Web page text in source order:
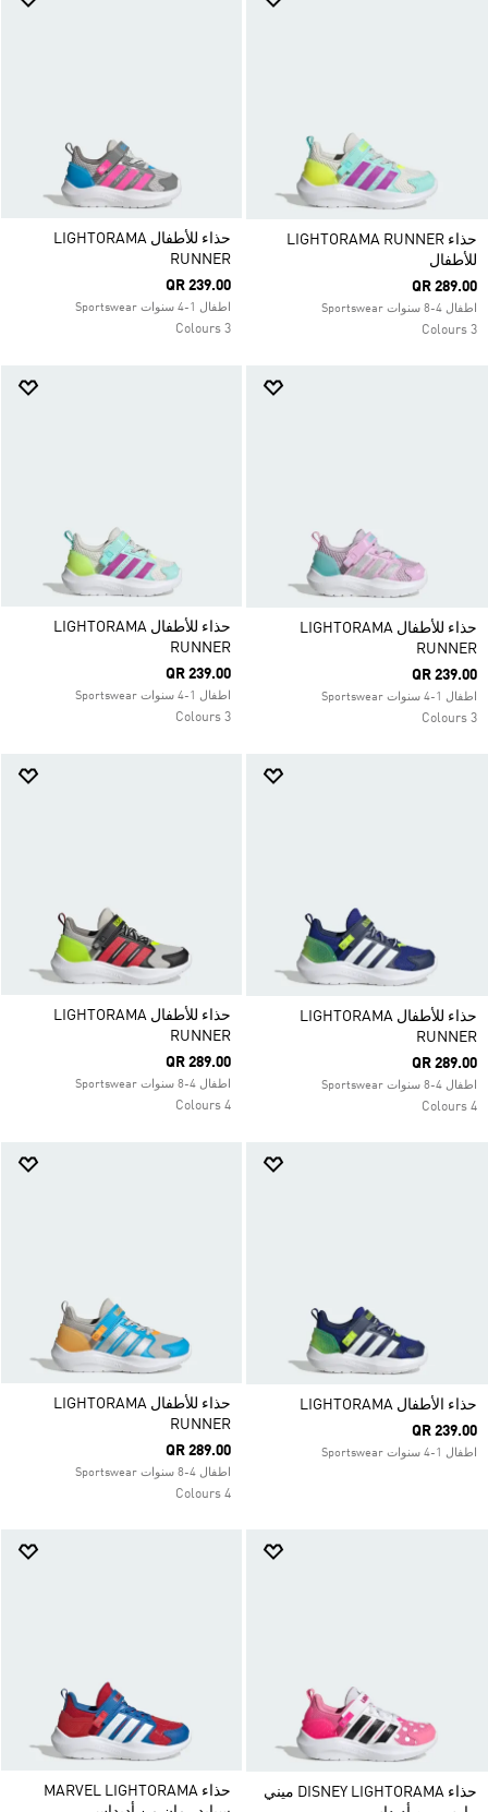
حذاء LIGHTORAMA RUNNER
للأطفال
QR 289.00
اطفال 4-8 سنوات Sportswear
3 Colours
حذاء للأطفال LIGHTORAMA
RUNNER
QR 239.00
اطفال 1-4 سنوات Sportswear
3 Colours
حذاء للأطفال LIGHTORAMA
RUNNER
QR 239.00
اطفال 1-4 سنوات Sportswear
3 Colours
حذاء للأطفال LIGHTORAMA
RUNNER
QR 239.00
اطفال 1-4 سنوات Sportswear
3 Colours
حذاء للأطفال LIGHTORAMA
RUNNER
QR 289.00
اطفال 4-8 سنوات Sportswear
4 Colours
حذاء للأطفال LIGHTORAMA
RUNNER
QR 289.00
اطفال 4-8 سنوات Sportswear
4 Colours
حذاء الأطفال LIGHTORAMA
QR 239.00
اطفال 1-4 سنوات Sportswear
حذاء للأطفال LIGHTORAMA
RUNNER
QR 289.00
اطفال 4-8 سنوات Sportswear
4 Colours
حذاء DISNEY LIGHTORAMA ميني
حذاء MARVEL LIGHTORAMA